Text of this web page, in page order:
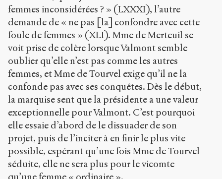
femmes inconsidérées ? » (LXXXI), l’autre
demande de « ne pas [la] confondre avec cette
foule de femmes » (XLI). Mme de Merteuil se
voit prise de colère lorsque Valmont semble
oublier qu’elle n’est pas comme les autres
femmes, et Mme de Tourvel exige qu’il ne la
confonde pas avec ses conquêtes. Dès le début,
la marquise sent que la présidente a une valeur
exceptionnelle pour Valmont. C’est pourquoi
elle essaie d’abord de le dissuader de son
projet, puis de l’inciter à en finir le plus vite
possible, espérant qu’une fois Mme de Tourvel
séduite, elle ne sera plus pour le vicomte
qu’une femme « ordinaire ».